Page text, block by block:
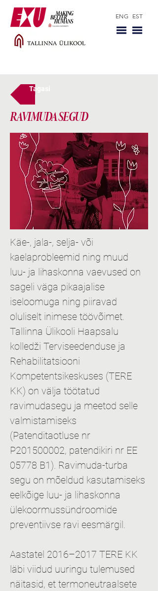
ENG EST
Tagasi
RAVIMUDA SEGUD
Käe-, jala-, selja- või
kaelaprobleemid ning muud
luu- ja lihaskonna vaevused on
sageli väga pikaajalise
iseloomuga ning piiravad
oluliselt inimese töövõimet.
Tallinna Ülikooli Haapsalu
kolledži Terviseedenduse ja
Rehabilitatsiooni
Kompetentsikeskuses (TERE
KK) on välja töötatud
ravimudasegu ja meetod selle
valmistamiseks
(Patenditaotluse nr
P201500002, patendikiri nr EE
05778 B1). Ravimuda-turba
segu on mõeldud kasutamiseks
eelkõige luu- ja lihaskonna
ülekoormussündroomide
preventiivse ravi eesmärgil.
Aastatel 2016–2017 TERE KK
läbi viidud uuringu tulemused
näitasid, et termoneutraalsete